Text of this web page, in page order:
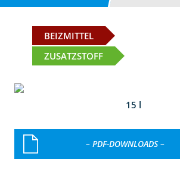
BEIZMITTEL
ZUSATZSTOFF
15 l
– PDF-DOWNLOADS –